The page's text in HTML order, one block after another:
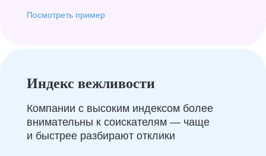
Посмотреть пример
Индекс вежливости
Компании с высоким индексом более
внимательны к соискателям — чаще
и быстрее разбирают отклики